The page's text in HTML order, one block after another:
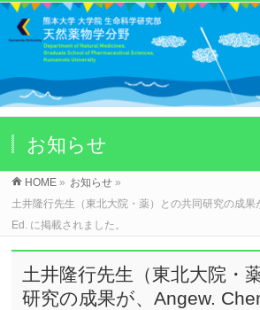
お知らせ
HOME » お知らせ »
土井隆行先生（東北大院・薬）との共同研究の成果
Ed. に掲載されました。
土井隆行先生（東北大院・
研究の成果が、Angew.